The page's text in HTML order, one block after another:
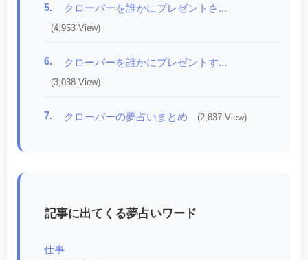
5. クローバーを誰かにプレゼントさ...
(4,953 View)
6. クローバーを誰かにプレゼントす...
(3,038 View)
7. クローバーの夢占いまとめ (2,837 View)
記事に出てくる夢占いワード
仕事